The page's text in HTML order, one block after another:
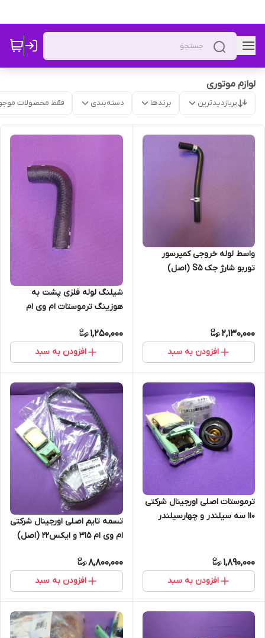
لوازم موتوری
پربازدیدترین برندها دسته‌بندی فقط محصولات
واسط لوله خروجی کمپرسور
توربو شارژ جک S5 (اصل)
2,130,000
افزودن به سبد
شیلنگ لوله فلزی پشت به
هوزینگ ترموستات ام وی ام
A13-1303310 (اصل)
1,250,000
افزودن به سبد
ترموستات اصلی اورجینال شرکتی
110 سه سیلندر و چهارسیلندر
1,890,000
افزودن به سبد
تسمه تایم اصلی اورجینال شرکتی
ام وی ام 315 و ایکس22 (اصل)
8,800,000
افزودن به سبد